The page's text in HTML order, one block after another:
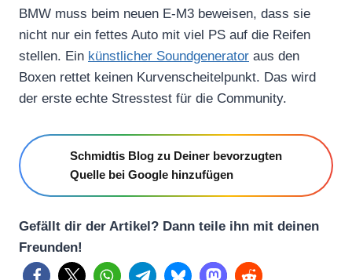
r
f
o
r
m
n
c
“
o
BMW muss beim neuen E-M3 beweisen, dass sie
nicht nur ein fettes Auto mit viel PS auf die Reifen
stellen. Ein künstlicher Soundgenerator aus den
Boxen rettet keinen Kurvenscheitelpunkt. Das wird
der erste echte Stresstest für die Community.
Schmidtis Blog zu Deiner bevorzugten
Quelle bei Google hinzufügen
Gefällt dir der Artikel? Dann teile ihn mit deinen
Freunden!